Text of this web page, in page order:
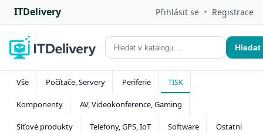
ITDelivery Přihlásit se • Registrace
Hledat
Vše Počítače, Servery Periferie TISK
Komponenty AV, Videokonference, Gaming
Síťové produkty Telefony, GPS, IoT Software Ostatní